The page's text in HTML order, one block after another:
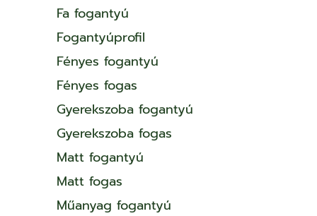
Fa fogantyú
Fogantyúprofil
Fényes fogantyú
Fényes fogas
Gyerekszoba fogantyú
Gyerekszoba fogas
Matt fogantyú
Matt fogas
Műanyag fogantyú